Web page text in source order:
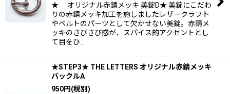
★ オリジナル赤錆メッキ 美錠D★ 美錠にこだわ
りの赤錆メッキ加工を施しましたレザークラフト
やベルトのパーツとして欠かせない美錠。赤錆メ
ッキのさびさび感が、スパイス的アクセントとし
て目をひ…
★STEP3★ THE LETTERS オリジナル赤錆メッキ
バックルA
950円(税別)